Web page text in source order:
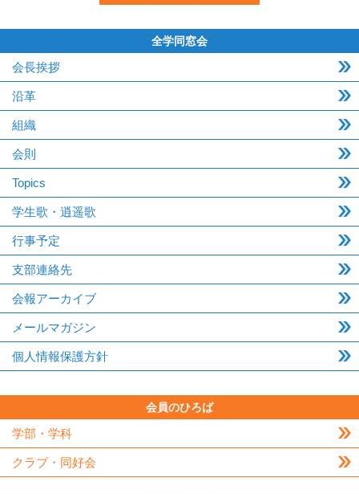
全学同窓会
会長挨拶
沿革
組織
会則
Topics
学生歌・逍遥歌
行事予定
支部連絡先
会報アーカイブ
メールマガジン
個人情報保護方針
会員のひろば
学部・学科
クラブ・同好会